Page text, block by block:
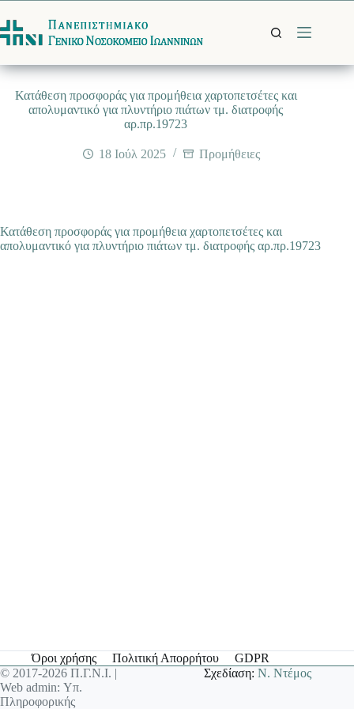
στο
περιεχόμενο
Κατάθεση προσφοράς για προμήθεια χαρτοπετσέτες και
απολυμαντικό για πλυντήριο πιάτων τμ. διατροφής
αρ.πρ.19723
18 Ιούλ 2025 Προμήθειες
Κατάθεση προσφοράς για προμήθεια χαρτοπετσέτες και
απολυμαντικό για πλυντήριο πιάτων τμ. διατροφής αρ.πρ.19723
Όροι χρήσης Πολιτική Απορρήτου
GDPR
© 2017-2026 Π.Γ.Ν.Ι. |
Web admin: Υπ.
Πληροφορικής
Σχεδίαση:Ν. Ντέμος